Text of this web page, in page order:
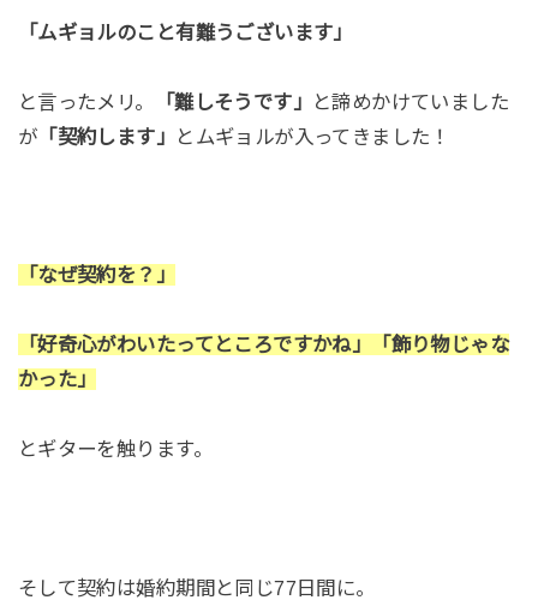
「ムギョルのこと有難うございます」
と言ったメリ。 「難しそうです」
と諦めかけていました
が 「契約します」 とムギョルが入ってきました！
「なぜ契約を？」
「好奇心がわいたってところですかね」「飾り物じゃな
かった」
とギターを触ります。
そして契約は婚約期間と同じ77日間に。